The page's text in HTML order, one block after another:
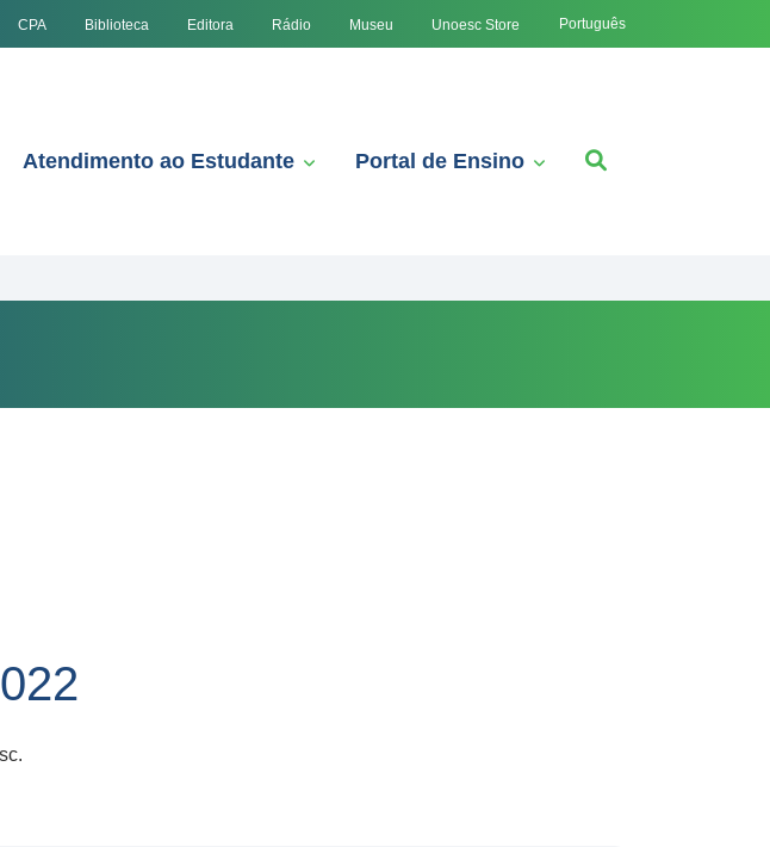
CPA Biblioteca Editora Rádio Museu Unoesc Store Português
Atendimento ao Estudante Portal de Ensino